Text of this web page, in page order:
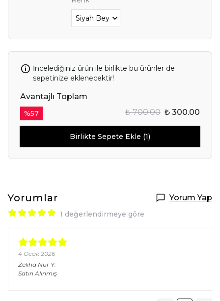
İncelediğiniz ürün ile birlikte bu ürünler de
sepetinize eklenecektir!
Avantajlı Toplam
%57 ₺ 700.00 ₺ 300.00
Birlikte Sepete Ekle (1)
Yorumlar Yorum Yap
1 değerlendirmeye göre
4 Ocak 2026
Zeliha Nur Y.
Satın Alınmış